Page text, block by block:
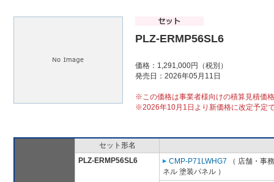
PLZ-ERMP56SL6
価格：1,291,000円（税別）
発売日：2026年05月11日
※この価格は事業者様向けの積算見積価
※2026年10月1日より新価格に改定予定
セット形名
PLZ-ERMP56SL6
CMP-P71LWHG7 （ 店舗・事
ネル 塗装パネル ）